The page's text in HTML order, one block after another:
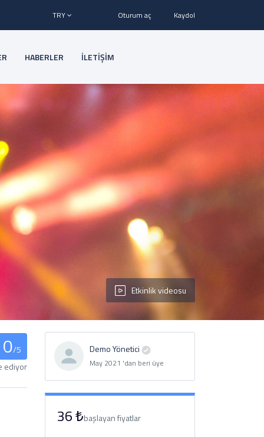
TRY Oturum aç Kaydol
HABERLER İLETİŞİM
Etkinlik videosu
0/5
ediyor
Demo Yönetici
May 2021 'dan beri üye
36 ₺başlayan fiyatlar